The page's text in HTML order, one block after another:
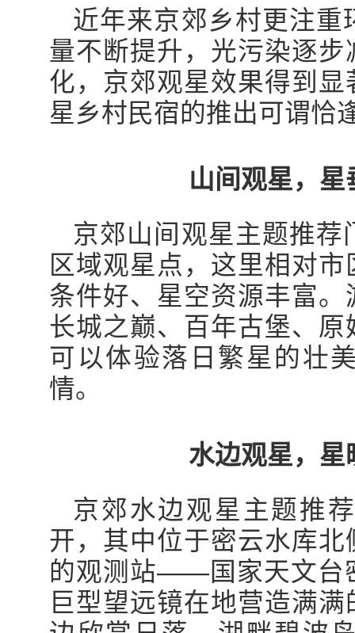
近年来京郊乡村更注
量不断提升，光污染逐
化，京郊观星效果得到
星乡村民宿的推出可谓恰
山间观星，
京郊山间观星主题推
区域观星点，这里相对
条件好、星空资源丰富
长城之巅、百年古堡、
可以体验落日繁星的壮
情。
水边观星，星
京郊水边观星主题推
开，其中位于密云水库
的观测站——国家天文台
巨型望远镜在地营造满